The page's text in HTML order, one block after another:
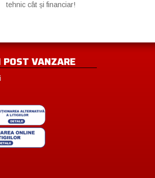
tehnic cât și financiar!
VANZARE